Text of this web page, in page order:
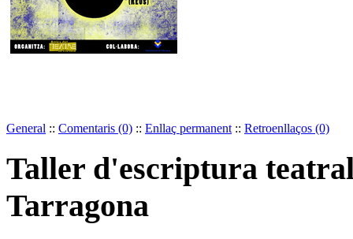
General :: Comentaris (0) :: Enllaç permanent :: Retroenllaços (0)
Taller d'escriptura
Tarragona